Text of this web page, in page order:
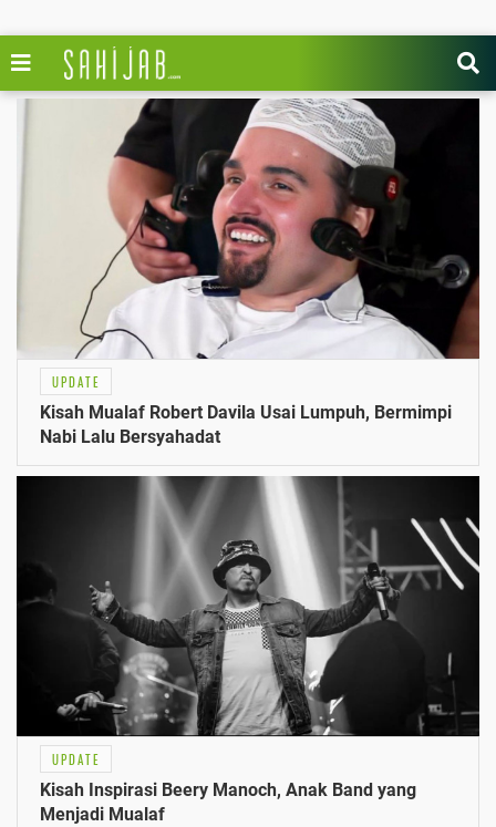
UPDATE
Kisah Mualaf Robert Davila Usai Lumpuh, Bermimpi
Nabi Lalu Bersyahadat
UPDATE
Kisah Inspirasi Beery Manoch, Anak Band yang
Menjadi Mualaf